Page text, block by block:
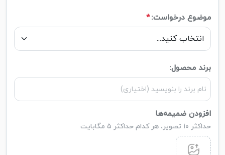
موضوع درخواست:*
برند محصول:
افزودن ضمیمه‌ها
حداکثر ۱۰ تصویر، هر کدام حداکثر ۵ مگابایت